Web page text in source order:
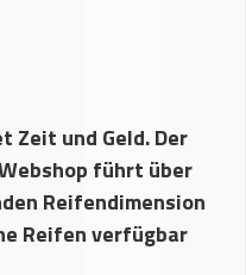
und Geld. Der
führt über
Reifendimension
Reifen verfügbar